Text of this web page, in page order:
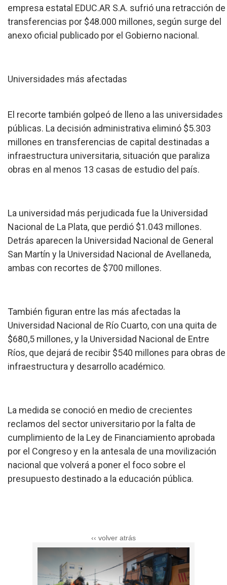
empresa estatal EDUC.AR S.A. sufrió una retracción de
transferencias por $48.000 millones, según surge del
anexo oficial publicado por el Gobierno nacional.
Universidades más afectadas
El recorte también golpeó de lleno a las universidades
públicas. La decisión administrativa eliminó $5.303
millones en transferencias de capital destinadas a
infraestructura universitaria, situación que paraliza
obras en al menos 13 casas de estudio del país.
La universidad más perjudicada fue la Universidad
Nacional de La Plata, que perdió $1.043 millones.
Detrás aparecen la Universidad Nacional de General
San Martín y la Universidad Nacional de Avellaneda,
ambas con recortes de $700 millones.
También figuran entre las más afectadas la
Universidad Nacional de Río Cuarto, con una quita de
$680,5 millones, y la Universidad Nacional de Entre
Ríos, que dejará de recibir $540 millones para obras de
infraestructura y desarrollo académico.
La medida se conoció en medio de crecientes
reclamos del sector universitario por la falta de
cumplimiento de la Ley de Financiamiento aprobada
por el Congreso y en la antesala de una movilización
nacional que volverá a poner el foco sobre el
presupuesto destinado a la educación pública.
‹‹ volver atrás